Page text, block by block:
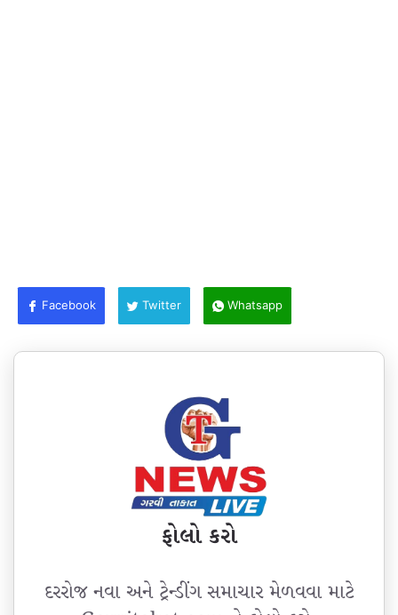
Facebook Twitter Whatsapp
ફોલો કરો
દરરોજ નવા અને ટ્રેન્ડીંગ સમાચાર મેળવવા માટે